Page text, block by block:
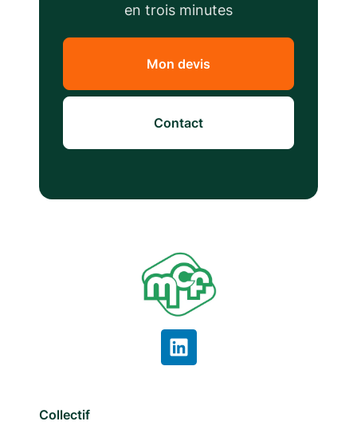
en trois minutes
Mon devis
Contact
Collectif